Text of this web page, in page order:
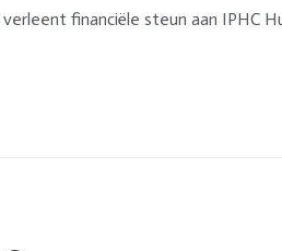
financiële steun aan IPHC